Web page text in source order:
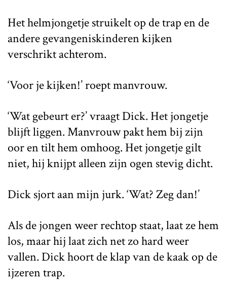
Het helmjongetje struikelt op de trap en de
andere gevangeniskinderen kijken
verschrikt achterom.
‘Voor je kijken!’ roept manvrouw.
‘Wat gebeurt er?’ vraagt Dick. Het jongetje
blijft liggen. Manvrouw pakt hem bij zijn
oor en tilt hem omhoog. Het jongetje gilt
niet, hij knijpt alleen zijn ogen stevig dicht.
Dick sjort aan mijn jurk. ‘Wat? Zeg dan!’
Als de jongen weer rechtop staat, laat ze hem
los, maar hij laat zich net zo hard weer
vallen. Dick hoort de klap van de kaak op de
ijzeren trap.